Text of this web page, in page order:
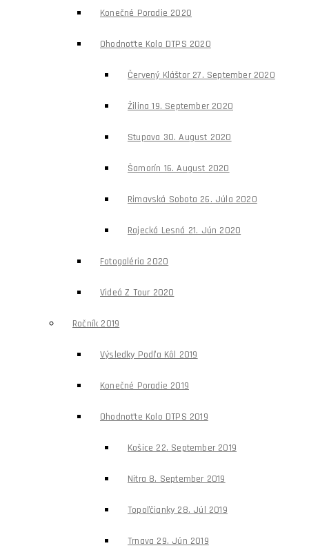
Konečné Poradie 2020
Ohodnoťte Kolo DTPS 2020
Červený Kláštor 27. September 2020
Žilina 19. September 2020
Stupava 30. August 2020
Šamorín 16. August 2020
Rimavská Sobota 26. Júla 2020
Rajecká Lesná 21. Jún 2020
Fotogaléria 2020
Videá Z Tour 2020
Ročník 2019
Výsledky Podľa Kôl 2019
Konečné Poradie 2019
Ohodnoťte Kolo DTPS 2019
Košice 22. September 2019
Nitra 8. September 2019
Topoľčianky 28. Júl 2019
Trnava 29. Jún 2019